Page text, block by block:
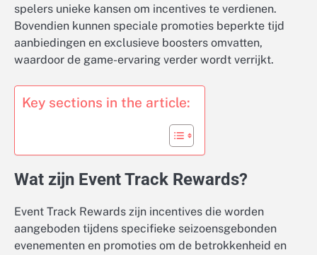
spelers unieke kansen om incentives te verdienen.
Bovendien kunnen speciale promoties beperkte tijd
aanbiedingen en exclusieve boosters omvatten,
waardoor de game-ervaring verder wordt verrijkt.
Key sections in the article:
Wat zijn Event Track Rewards?
Event Track Rewards zijn incentives die worden
aangeboden tijdens specifieke seizoensgebonden
evenementen en promoties om de betrokkenheid en